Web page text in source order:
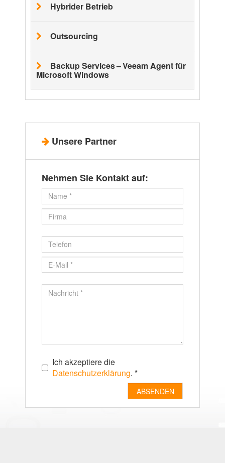
Hybri­der Betrieb
Out­sour­cing
Backup Ser­vices – Veeam Agent für
Micro­soft Win­dows
Unsere Part­ner
Neh­men Sie Kon­takt auf:
Ich akzeptiere die
Datenschutzerklärung. *